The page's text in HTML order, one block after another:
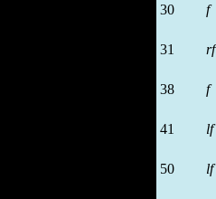
30 f
31 rf
38 f
41 lf
50 lf